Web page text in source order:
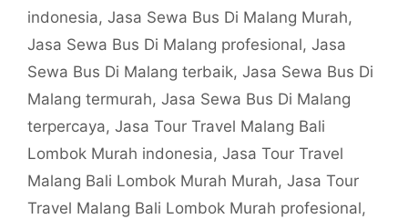
indonesia, Jasa Sewa Bus Di Malang Murah,
Jasa Sewa Bus Di Malang profesional, Jasa
Sewa Bus Di Malang terbaik, Jasa Sewa Bus Di
Malang termurah, Jasa Sewa Bus Di Malang
terpercaya, Jasa Tour Travel Malang Bali
Lombok Murah indonesia, Jasa Tour Travel
Malang Bali Lombok Murah Murah, Jasa Tour
Travel Malang Bali Lombok Murah profesional,